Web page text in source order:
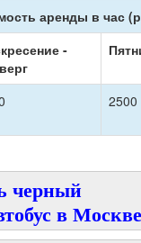
аренды в час
-
2500
черный
в Москве